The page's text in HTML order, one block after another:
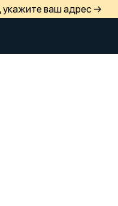
укажите ваш адрес →